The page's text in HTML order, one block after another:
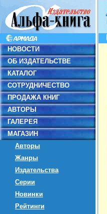
НОВОСТИ
ОБ ИЗДАТЕЛЬСТВЕ
КАТАЛОГ
СОТРУДНИЧЕСТВО
ПРОДАЖА КНИГ
АВТОРЫ
ГАЛЕРЕЯ
МАГАЗИН
Авторы
Жанры
Издательства
Серии
Новинки
Рейтинги